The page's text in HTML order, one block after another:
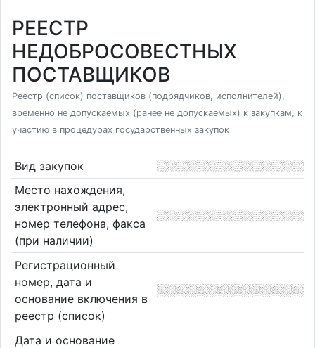
РЕЕСТР
НЕДОБРОСОВЕСТНЫХ
ПОСТАВЩИКОВ
Реестр (список) поставщиков (подрядчиков, исполнителей),
временно не допускаемых (ранее не допускаемых) к закупкам, к
участию в процедурах государственных закупок
Вид закупок
Место нахождения,
электронный адрес,
номер телефона, факса
(при наличии)
Регистрационный
номер, дата и
основание включения в
реестр (список)
Дата и основание